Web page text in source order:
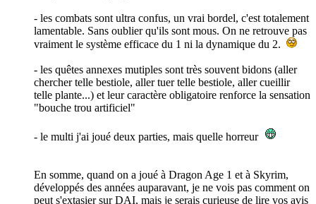
- les combats sont ultra confus, un vrai bordel, c'est totalement
lamentable. Sans oublier qu'ils sont mous. On ne retrouve pas
vraiment le système efficace du 1 ni la dynamique du 2.
- les quêtes annexes mutiples sont très souvent bidons (aller
chercher telle bestiole, aller tuer telle bestiole, aller cueillir
telle plante...) et leur caractère obligatoire renforce la sensation
"bouche trou artificiel"
- le multi j'ai joué deux parties, mais quelle horreur
En somme, quand on a joué à Dragon Age 1 et à Skyrim,
développés des années auparavant, je ne vois pas comment on
peut s'extasier sur DAI, mais je serais curieuse de lire vos avis